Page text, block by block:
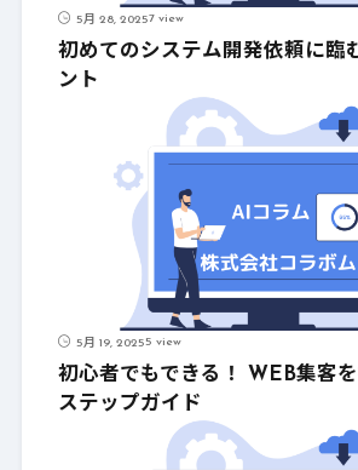
5月 28, 20257 view
初めてのシステム開発依頼に臨
ント
5月 19, 20255 view
初心者でもできる！ WEB集客
ステップガイド